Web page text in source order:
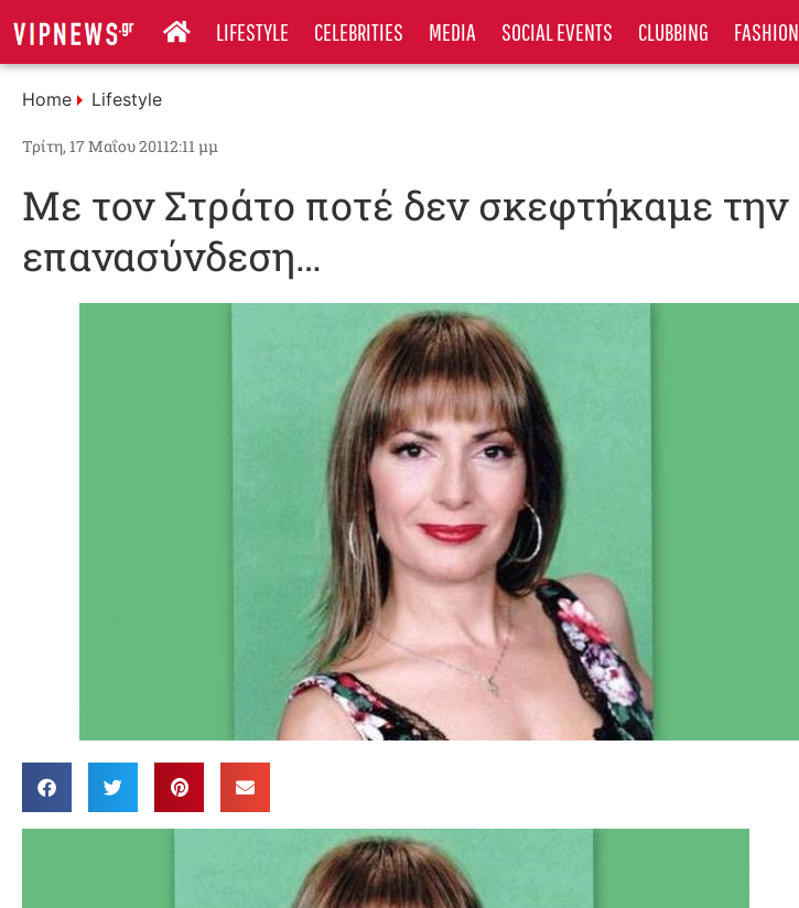
LIFESTYLE CELEBRITIES MEDIA SOCIAL EVENTS CLUBBING FASHION
Home Lifestyle
Τρίτη, 17 Μαΐου 20112:11 μμ
Με τον Στράτο ποτέ δεν σκεφτήκαμε την
επανασύνδεση…